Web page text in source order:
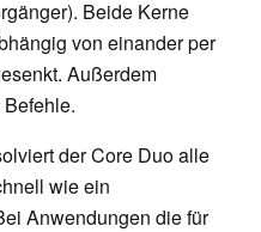
Beide Kerne
von einander per
Außerdem
der Core Duo alle
wie ein
Anwendungen die für